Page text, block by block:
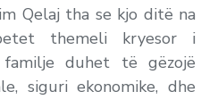
Qelaj tha se kjo ditë na
themeli kryesor i
duhet të gëzojë
siguri ekonomike, dhe